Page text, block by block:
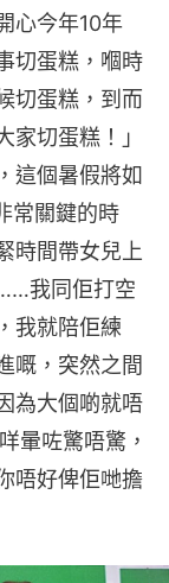
心今年10年
切蛋糕，嗰時
切蛋糕，到而
切蛋糕！」
這個暑假將如
常關鍵的時
時間帶女兒上
我同佢打空
我就陪佢練
嘅，突然之間
為大個啲就唔
暈咗驚唔驚，
唔好俾佢哋擔